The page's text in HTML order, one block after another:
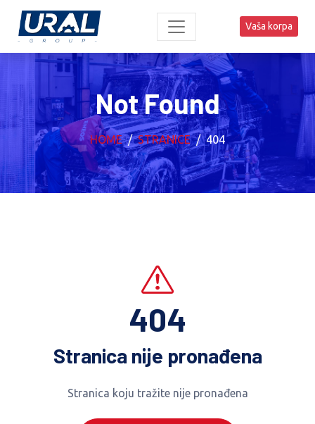
Vaša korpa
Not Found
HOME STRANICE 404
404
Stranica nije pronađena
Stranica koju tražite nije pronađena